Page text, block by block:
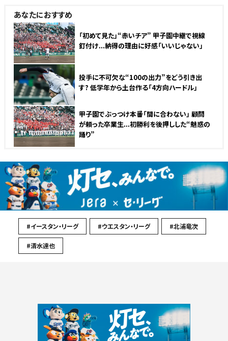
あなたにおすすめ
「初めて見た」“赤いチア” 甲子園中継で視線
釘付け...納得の理由に好感「いいじゃない」
投手に不可欠な“100の出力”をどう引き出
す? 低学年から土台作る「4方向ハードル」
甲子園でぶっつけ本番「間に合わない」 顧問
が頼った卒業生...初勝利を後押しした“魅惑の
踊り”
#イースタン・リーグ #ウエスタン・リーグ #北浦竜次
#清水達也